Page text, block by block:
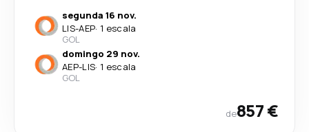
segunda 16 nov.
LIS-AEP· 1 escala
GOL
domingo 29 nov.
AEP-LIS· 1 escala
GOL
de857 €